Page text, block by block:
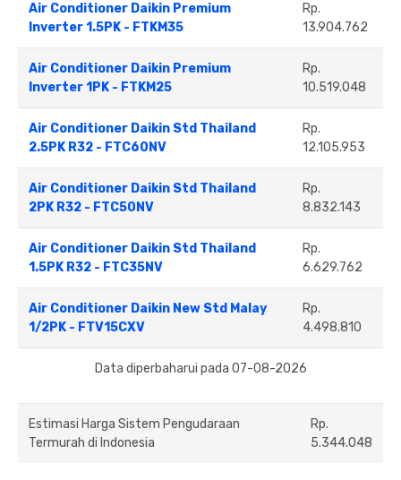
Air Conditioner Daikin Premium
Inverter 1.5PK - FTKM35
Rp.
13.904.762
Air Conditioner Daikin Premium
Inverter 1PK - FTKM25
Rp.
10.519.048
Air Conditioner Daikin Std Thailand
2.5PK R32 - FTC60NV
Rp.
12.105.953
Air Conditioner Daikin Std Thailand
2PK R32 - FTC50NV
Rp.
8.832.143
Air Conditioner Daikin Std Thailand
1.5PK R32 - FTC35NV
Rp.
6.629.762
Air Conditioner Daikin New Std Malay
1/2PK - FTV15CXV
Rp.
4.498.810
Data diperbaharui pada 07-08-2026
Estimasi Harga Sistem Pengudaraan
Termurah di Indonesia
Rp.
5.344.048